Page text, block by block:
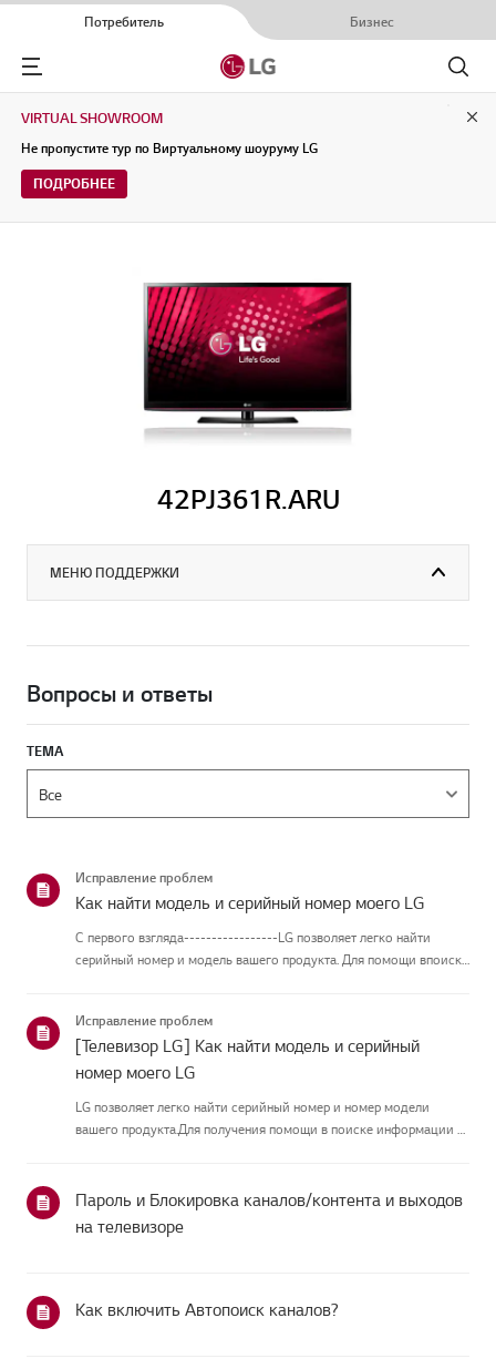
Потребитель Бизнес
Menu
Поиск
VIRTUAL SHOWROOM
Не пропустите тур по Виртуальному шоуруму LG
ПОДРОБНЕЕ
42PJ361R.ARU
МЕНЮ ПОДДЕРЖКИ
Вопросы и ответы
ТЕМА
Исправление проблем
Как найти модель и серийный номер моего LG
С первого взгляда-----------------LG позволяет легко найти
серийный номер и модель вашего продукта. Для помощи впоиске
руководство создано...
Исправление проблем
[Телевизор LG] Как найти модель и серийный
номер моего LG
LG позволяет легко найти серийный номер и номер модели
вашего продукта.Для получения помощи в поиске информации о
в следующем месте: * На...
Пароль и Блокировка каналов/контента и выходов
на телевизоре
Как включить Автопоиск каналов?